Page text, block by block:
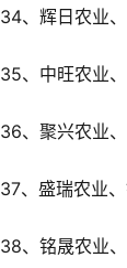
34、辉日农业
35、中旺农业
36、聚兴农业
37、盛瑞农业
38、铭晟农业